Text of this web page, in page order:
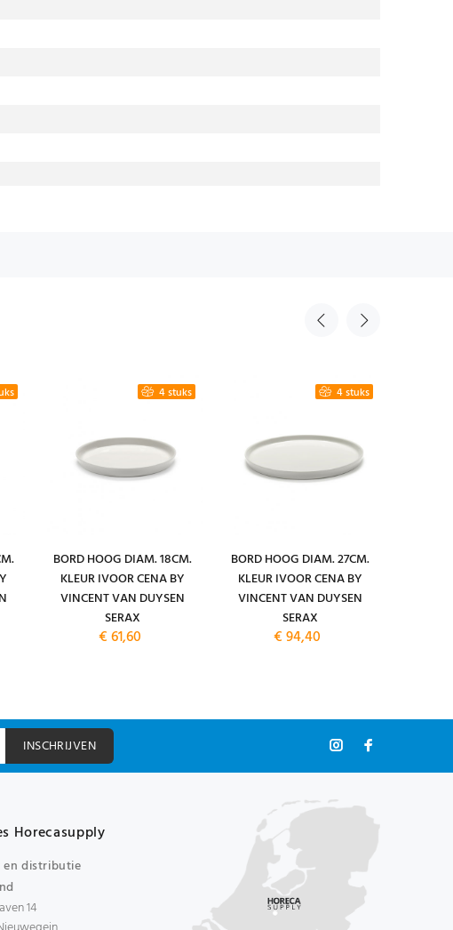
4 stuks
BORD HOOG DIAM. 18CM.
KLEUR IVOOR CENA BY
VINCENT VAN DUYSEN
SERAX
€ 61,60
4 stuks
BORD HOOG DIAM. 27CM.
KLEUR IVOOR CENA BY
VINCENT VAN DUYSEN
SERAX
€ 94,40
INSCHRIJVEN
Horecasupply
en distributie
14